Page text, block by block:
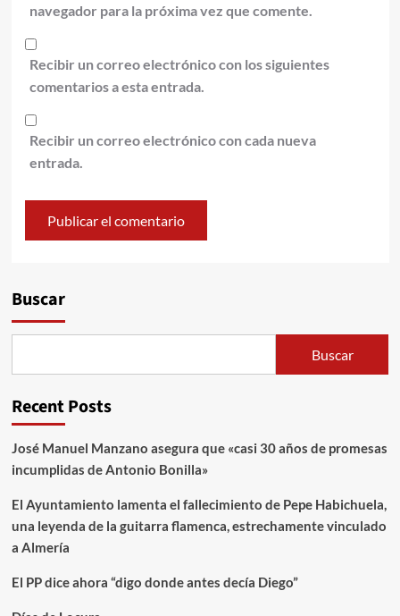
navegador para la próxima vez que comente.
Recibir un correo electrónico con los siguientes
comentarios a esta entrada.
Recibir un correo electrónico con cada nueva
entrada.
Buscar
Buscar
Recent Posts
José Manuel Manzano asegura que «casi 30 años de promesas
incumplidas de Antonio Bonilla»
El Ayuntamiento lamenta el fallecimiento de Pepe Habichuela,
una leyenda de la guitarra flamenca, estrechamente vinculado
a Almería
El PP dice ahora “digo donde antes decía Diego”